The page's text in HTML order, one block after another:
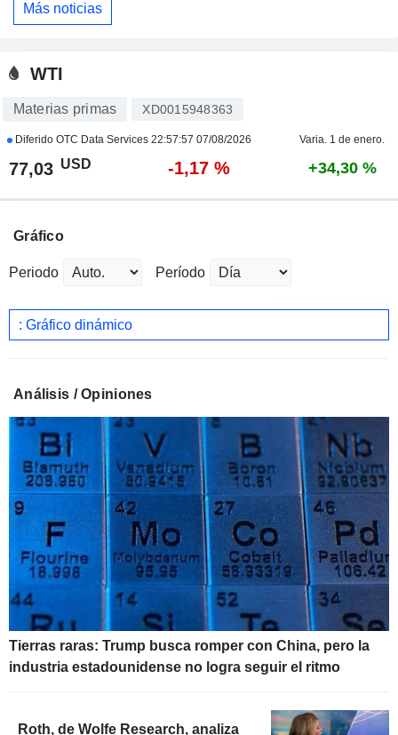
Más noticias
WTI
Materias primas XD0015948363
Diferido OTC Data Services 22:57:57 07/08/2026 Varia. 1 de enero.
77,03 USD -1,17 % +34,30 %
Gráfico
Periodo Período
: Gráfico dinámico
Análisis / Opiniones
Tierras raras: Trump busca romper con China, pero la
industria estadounidense no logra seguir el ritmo
Roth, de Wolfe Research, analiza